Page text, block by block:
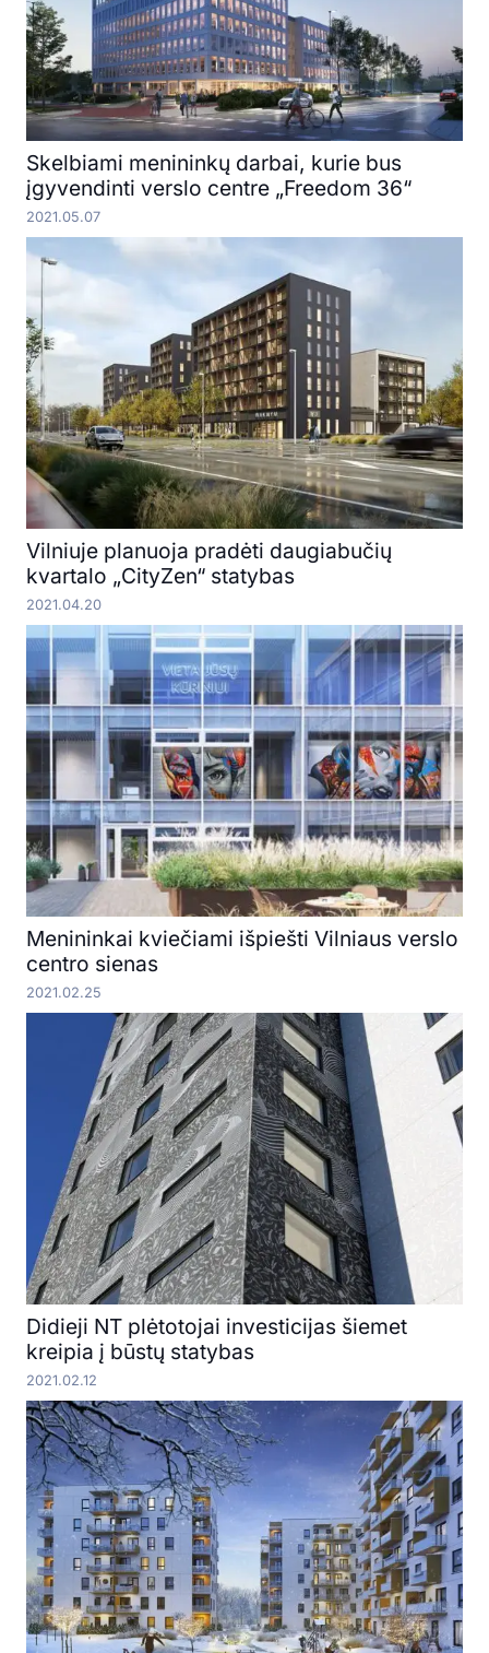
Skelbiami menininkų darbai, kurie bus
įgyvendinti verslo centre „Freedom 36“
2021.05.07
Vilniuje planuoja pradėti daugiabučių
kvartalo „CityZen“ statybas
2021.04.20
Menininkai kviečiami išpiešti Vilniaus verslo
centro sienas
2021.02.25
Didieji NT plėtotojai investicijas šiemet
kreipia į būstų statybas
2021.02.12